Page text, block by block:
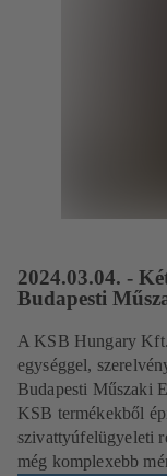
2024.03.04. -
Budapesti
A KSB Hungary
egységgel,
Budapesti Műszaki
KSB termékekből
szivattyúfelügyeleti
még komplexebb